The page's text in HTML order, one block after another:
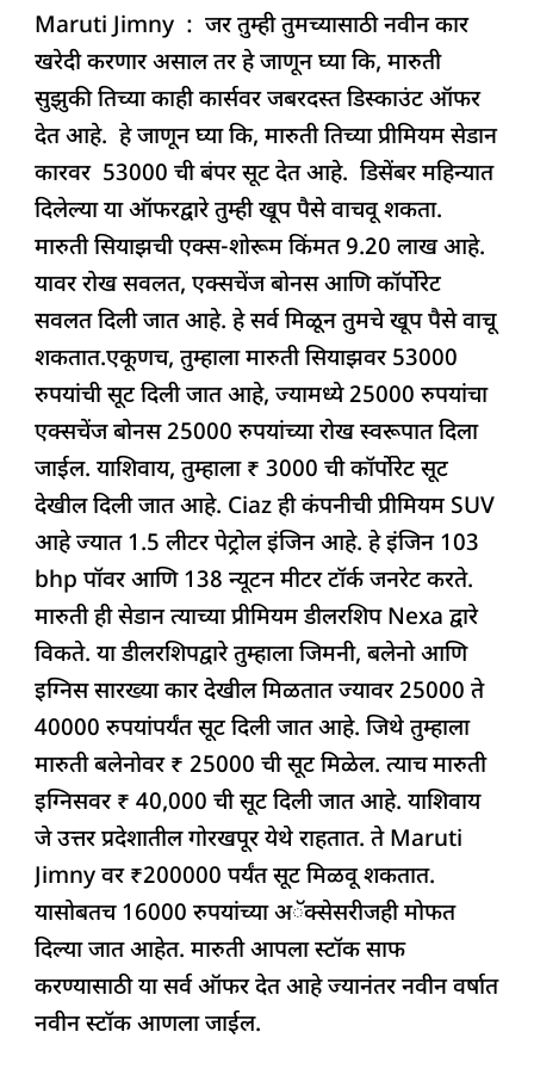
c
e
b
o
o
k
at
s
A
p
p
k
e
dI
n
re
a
d
s
e
g
ra
m
ar
e
Maruti Jimny : जर तुम्ही तुमच्यासाठी नवीन कार
खरेदी करणार असाल तर हे जाणून घ्या कि, मारुती
सुझुकी तिच्या काही कार्सवर जबरदस्त डिस्काउंट ऑफर
देत आहे. हे जाणून घ्या कि, मारुती तिच्या प्रीमियम सेडान
कारवर 53000 ची बंपर सूट देत आहे. डिसेंबर महिन्यात
दिलेल्या या ऑफरद्वारे तुम्ही खूप पैसे वाचवू शकता.
मारुती सियाझची एक्स-शोरूम किंमत 9.20 लाख आहे.
यावर रोख सवलत, एक्सचेंज बोनस आणि कॉर्पोरेट
सवलत दिली जात आहे. हे सर्व मिळून तुमचे खूप पैसे वाचू
शकतात.एकूणच, तुम्हाला मारुती सियाझवर 53000
रुपयांची सूट दिली जात आहे, ज्यामध्ये 25000 रुपयांचा
एक्सचेंज बोनस 25000 रुपयांच्या रोख स्वरूपात दिला
जाईल. याशिवाय, तुम्हाला ₹ 3000 ची कॉर्पोरेट सूट
देखील दिली जात आहे. Ciaz ही कंपनीची प्रीमियम SUV
आहे ज्यात 1.5 लीटर पेट्रोल इंजिन आहे. हे इंजिन 103
bhp पॉवर आणि 138 न्यूटन मीटर टॉर्क जनरेट करते.
मारुती ही सेडान त्याच्या प्रीमियम डीलरशिप Nexa द्वारे
विकते. या डीलरशिपद्वारे तुम्हाला जिमनी, बलेनो आणि
इग्निस सारख्या कार देखील मिळतात ज्यावर 25000 ते
40000 रुपयांपर्यंत सूट दिली जात आहे. जिथे तुम्हाला
मारुती बलेनोवर ₹ 25000 ची सूट मिळेल. त्याच मारुती
इग्निसवर ₹ 40,000 ची सूट दिली जात आहे. याशिवाय
जे उत्तर प्रदेशातील गोरखपूर येथे राहतात. ते Maruti
Jimny वर ₹200000 पर्यंत सूट मिळवू शकतात.
यासोबतच 16000 रुपयांच्या अॅक्सेसरीजही मोफत
दिल्या जात आहेत. मारुती आपला स्टॉक साफ
करण्यासाठी या सर्व ऑफर देत आहे ज्यानंतर नवीन वर्षात
नवीन स्टॉक आणला जाईल.
‘या’
कारवर
मिळत
जबरदस्त
सूट